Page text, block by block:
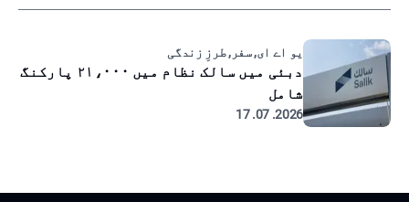
یو اے ای, سفر, طرزِ زندگی
دبئی میں سالک نظام میں ۲۱،۰۰۰ پارکنگ
شامل
2026. 07. 17